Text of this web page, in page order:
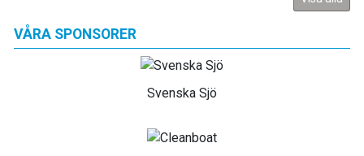
VÅRA SPONSORER
Svenska Sjö